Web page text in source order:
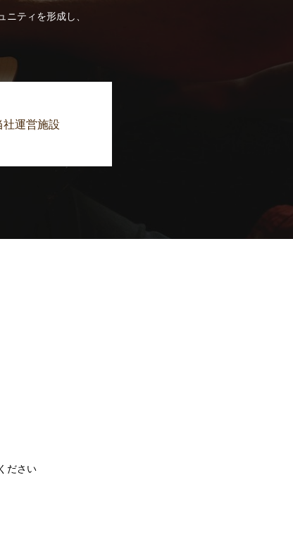
ティを形成し、
社運営施設
ださい